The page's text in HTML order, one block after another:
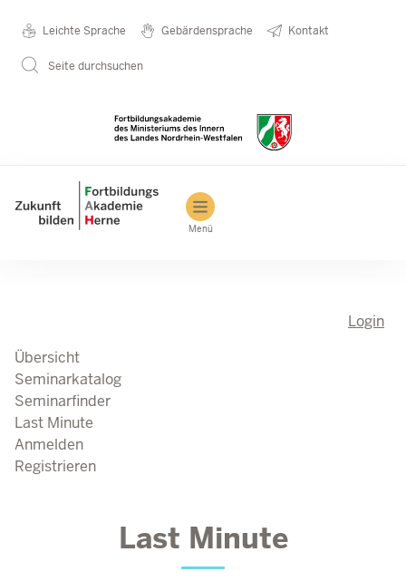
Metanavigation
Leichte Sprache Gebärdensprache Kontakt
Seite durchsuchen
Main navigation
Menü
Login
Übersicht
Seminarkatalog
Seminarfinder
Last Minute
Anmelden
Registrieren
Last Minute